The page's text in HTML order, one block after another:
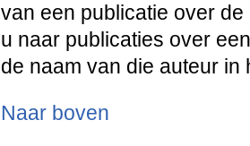
van een publicatie over
u naar publicaties over
de naam van die auteur in
Naar boven